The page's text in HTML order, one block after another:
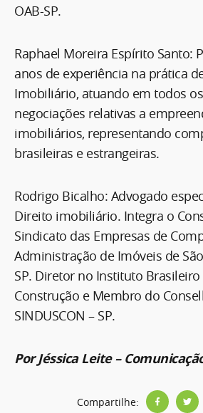
OAB-SP.
Raphael Moreira Espírito Santo:
anos de experiência na prática
Imobiliário, atuando em todos
negociações relativas a
imobiliários, representando
brasileiras e estrangeiras.
Rodrigo Bicalho: Advogado
Direito imobiliário. Integra o
Sindicato das Empresas de
Administração de Imóveis de São
SP. Diretor no Instituto
Construção e Membro do
SINDUSCON – SP.
Por Jéssica Leite –
Compartilhe: